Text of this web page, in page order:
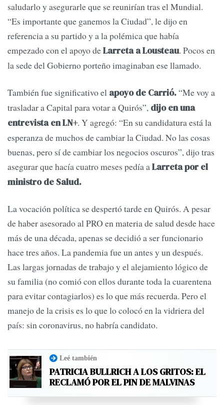
saludarlo y asegurarle que se reunirían tras el Mundial.
“Es importante que ganemos la Ciudad”, le dijo en
referencia a su partido y a la polémica que había
empezado con el apoyo deLarreta a Lousteau. Pocos en
la sede del Gobierno porteño imaginaban ese llamado.
También fue significativo el apoyo de Carrió.“Me voy a
trasladar a Capital para votar a Quirós”, dijo en una
entrevista en LN+. Y agregó: “En su candidatura está la
esperanza de muchos de cambiar la Ciudad. No las cosas
buenas, pero sí de cambiar los negocios oscuros”, dijo tras
asegurar que hacía cuatro meses pedía aLarreta por el
ministro de Salud.
La vocación política se despertó tarde en Quirós. A pesar
de haber asesorado al PRO en materia de salud desde hace
más de una década, apenas se decidió a ser funcionario
hace tres años. La pandemia fue un antes y un después.
Las largas jornadas de trabajo y el alejamiento lógico de
su familia (no comió con ellos durante toda la cuarentena
para evitar contagiarlos) es lo que más recuerda. Pero el
manejo de la crisis es lo que lo colocó en la vidriera del
país: sin coronavirus, no habría candidato.
Leé también
PATRICIA BULLRICH A LOS GRITOS: EL
RECLAMÓ POR EL PIN DE MALVINAS